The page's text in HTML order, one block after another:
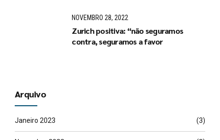
NOVEMBRO 28, 2022
Zurich positiva: “não seguramos
contra, seguramos a favor
Arquivo
Janeiro 2023 (3)